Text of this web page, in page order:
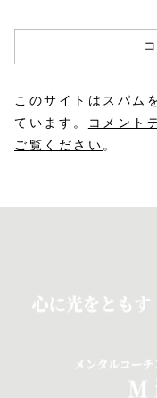
このサイトはスパム
ています。
コメント
ご覧ください 。